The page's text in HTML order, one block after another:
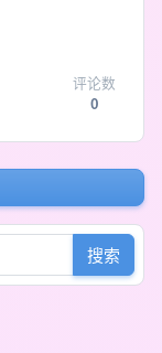
评论数
0
搜索